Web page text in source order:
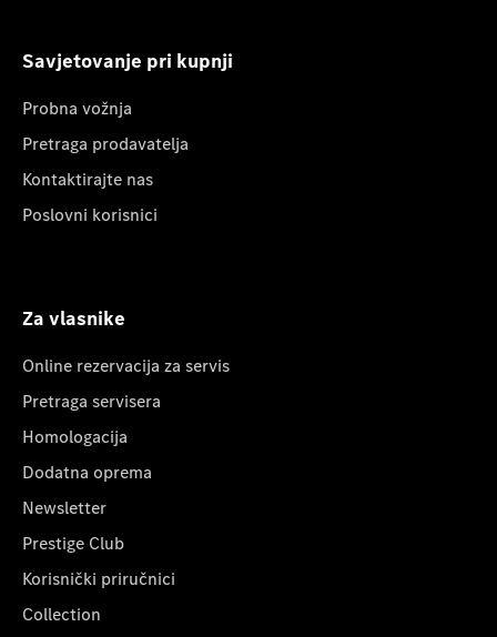
Savjetovanje pri kupnji
Probna vožnja
Pretraga prodavatelja
Kontaktirajte nas
Poslovni korisnici
Za vlasnike
Online rezervacija za servis
Pretraga servisera
Homologacija
Dodatna oprema
Newsletter
Prestige Club
Korisnički priručnici
Collection